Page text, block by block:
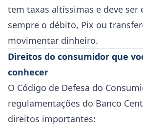
tem taxas altíssimas e deve ser
sempre o débito, Pix ou
movimentar dinheiro.
Direitos do consumidor que
conhecer
O Código de Defesa do
regulamentações do Banco
direitos importantes: